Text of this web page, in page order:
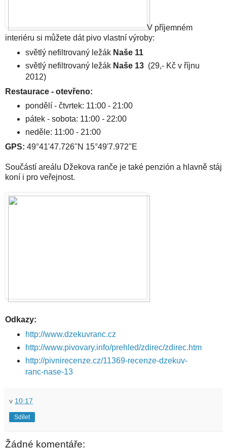
V příjemném
interiéru si můžete dát pivo vlastní výroby:
světlý nefiltrovaný ležák Naše 11
světlý nefiltrovaný ležák Naše 13(29,- Kč v říjnu
2012)
Restaurace - otevřeno:
pondělí - čtvrtek: 11:00 - 21:00
pátek - sobota: 11:00 - 22:00
neděle: 11:00 - 21:00
GPS: 49°41'47.726''N 15°49'7.972''E
Součástí areálu Džekova ranče je také penzión a hlavně stáj
koní i pro veřejnost.
Odkazy:
http://www.dzekuvranc.cz
http://www.pivovary.info/prehled/zdirec/zdirec.htm
http://pivnirecenze.cz/11369-recenze-dzekuv-
ranc-nase-13
v 10:17
Sdílet
Žádné komentáře: